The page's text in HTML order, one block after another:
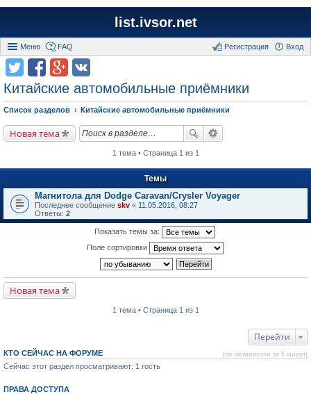
list.ivsor.net
Меню FAQ Вход
Регистрация
Китайские автомобильные приёмники
Список разделов Китайские автомобильные приёмники
Новая тема
1 тема • Страница 1 из 1
Темы
Магнитола для Dodge Caravan/Crysler Voyager
Последнее сообщение skv « 11.05.2016, 08:27
Ответы: 2
Показать темы за:
Поле сортировки
Новая тема
1 тема • Страница 1 из 1
Перейти
КТО СЕЙЧАС НА ФОРУМЕ (по активности за 5 минут)
Сейчас этот раздел просматривают: 1 гость
ПРАВА ДОСТУПА